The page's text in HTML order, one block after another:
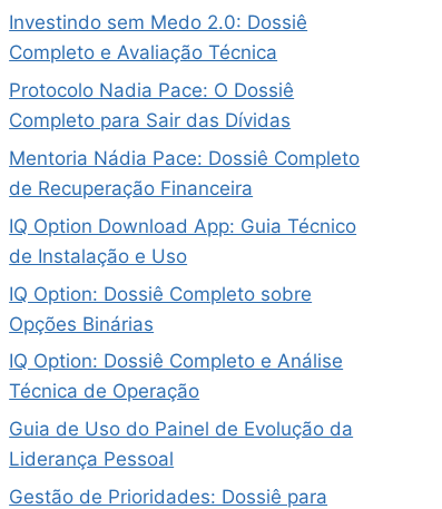
Investindo sem Medo 2.0: Dossiê
Completo e Avaliação Técnica
Protocolo Nadia Pace: O Dossiê
Completo para Sair das Dívidas
Mentoria Nádia Pace: Dossiê Completo
de Recuperação Financeira
IQ Option Download App: Guia Técnico
de Instalação e Uso
IQ Option: Dossiê Completo sobre
Opções Binárias
IQ Option: Dossiê Completo e Análise
Técnica de Operação
Guia de Uso do Painel de Evolução da
Liderança Pessoal
Gestão de Prioridades: Dossiê para